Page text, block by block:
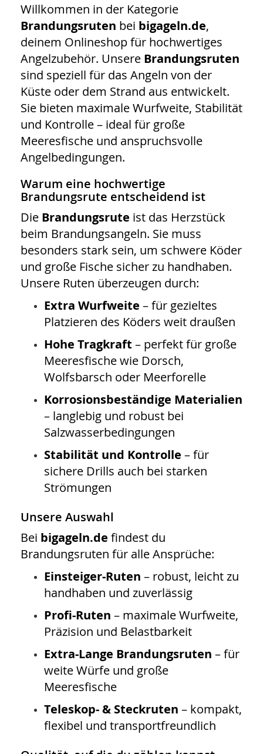
Willkommen in der Kategorie
Brandungsruten bei bigageln.de,
deinem Onlineshop für hochwertiges
Angelzubehör. Unsere Brandungsruten
sind speziell für das Angeln von der
Küste oder dem Strand aus entwickelt.
Sie bieten maximale Wurfweite, Stabilität
und Kontrolle – ideal für große
Meeresfische und anspruchsvolle
Angelbedingungen.
Warum eine hochwertige
Brandungsrute entscheidend ist
Die Brandungsrute ist das Herzstück
beim Brandungsangeln. Sie muss
besonders stark sein, um schwere Köder
und große Fische sicher zu handhaben.
Unsere Ruten überzeugen durch:
Extra Wurfweite – für gezieltes
Platzieren des Köders weit draußen
Hohe Tragkraft – perfekt für große
Meeresfische wie Dorsch,
Wolfsbarsch oder Meerforelle
Korrosionsbeständige Materialien
– langlebig und robust bei
Salzwasserbedingungen
Stabilität und Kontrolle – für
sichere Drills auch bei starken
Strömungen
Unsere Auswahl
Bei bigageln.de findest du
Brandungsruten für alle Ansprüche:
Einsteiger-Ruten – robust, leicht zu
handhaben und zuverlässig
Profi-Ruten – maximale Wurfweite,
Präzision und Belastbarkeit
Extra-Lange Brandungsruten – für
weite Würfe und große
Meeresfische
Teleskop- & Steckruten – kompakt,
flexibel und transportfreundlich